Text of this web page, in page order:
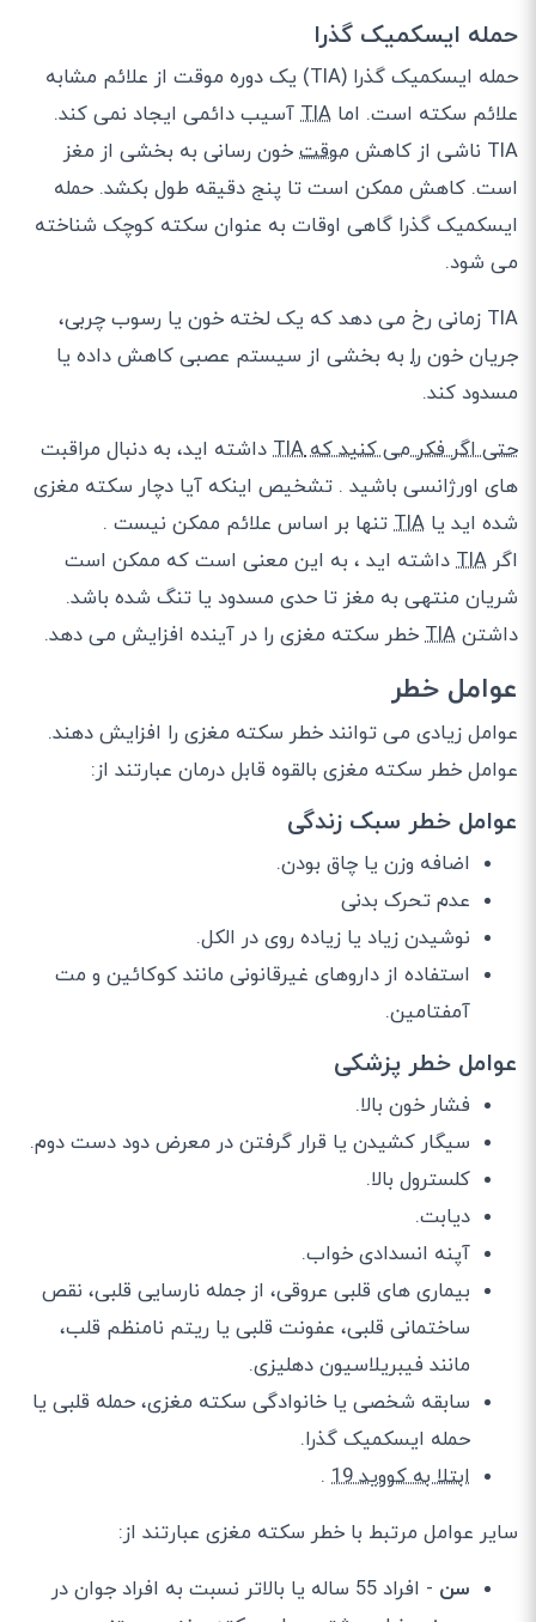
حمله ایسکمیک گذرا
حمله ایسکمیک گذرا (TIA) یک دوره موقت از علائم مشابه
علائم سکته است. اما TIA آسیب دائمی ایجاد نمی کند.
TIA ناشی از کاهش
موقت خون رسانی به بخشی از مغز
است. کاهش ممکن است تا پنج دقیقه طول بکشد. حمله
ایسکمیک گذرا گاهی اوقات به عنوان سکته کوچک شناخته
می شود.
TIA زمانی رخ می دهد که یک لخته خون یا رسوب چربی،
جریان خون را به بخشی از سیستم عصبی کاهش داده یا
مسدود کند.
حتی اگر فکر می کنید که TIA
داشته اید، به دنبال مراقبت
های اورژانسی باشید . تشخیص اینکه آیا دچار سکته مغزی
شده اید یا TIA تنها بر اساس علائم ممکن نیست .
اگر TIA داشته اید ، به این معنی است که ممکن است
شریان منتهی به مغز تا حدی مسدود یا تنگ شده باشد.
داشتن TIA خطر سکته مغزی را در آینده افزایش می دهد.
عوامل خطر
عوامل زیادی می توانند خطر سکته مغزی را افزایش دهند.
عوامل خطر سکته مغزی بالقوه قابل درمان عبارتند از:
عوامل خطر سبک زندگی
اضافه وزن یا چاق بودن.
عدم تحرک بدنی
نوشیدن زیاد یا زیاده روی در الکل.
استفاده از داروهای غیرقانونی مانند کوکائین و مت
آمفتامین.
عوامل خطر پزشکی
فشار خون بالا.
سیگار کشیدن یا قرار گرفتن در معرض دود دست دوم.
کلسترول بالا.
دیابت.
آپنه انسدادی خواب.
بیماری های قلبی عروقی، از جمله نارسایی قلبی، نقص
ساختمانی قلبی، عفونت قلبی یا ریتم نامنظم قلب،
مانند فیبریلاسیون دهلیزی.
سابقه شخصی یا خانوادگی سکته مغزی، حمله قلبی یا
حمله ایسکمیک گذرا.
ابتلا به کووید 19
.
سایر عوامل مرتبط با خطر سکته مغزی عبارتند از:
سن
- افراد 55 ساله یا بالاتر نسبت به افراد جوان در